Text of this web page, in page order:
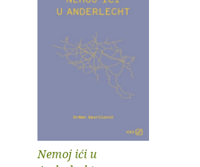
Nemoj ići u